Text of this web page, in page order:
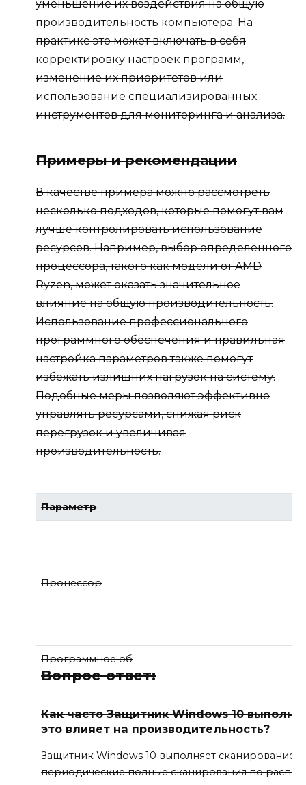
уменьшение их воздействия на общую
производительность компьютера. На
практике это может включать в себя
корректировку настроек программ,
изменение их приоритетов или
использование специализированных
инструментов для мониторинга и анализа.
Примеры и рекомендации
В качестве примера можно рассмотреть
несколько подходов, которые помогут вам
лучше контролировать использование
ресурсов. Например, выбор определённого
процессора, такого как модели от AMD
Ryzen, может оказать значительное
влияние на общую производительность.
Использование профессионального
программного обеспечения и правильная
настройка параметров также помогут
избежать излишних нагрузок на систему.
Подобные меры позволяют эффективно
управлять ресурсами, снижая риск
перегрузок и увеличивая
производительность.
Параметр
Процессор
Программное об
Вопрос-ответ:
Как часто Защитник Windows 10
это влияет на производительность?
Защитник Windows 10 выполняет сканирование
периодические полные сканирования по